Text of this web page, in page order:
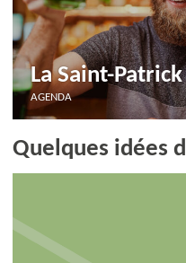
La Saint-Patrick
AGENDA
Quelques idées